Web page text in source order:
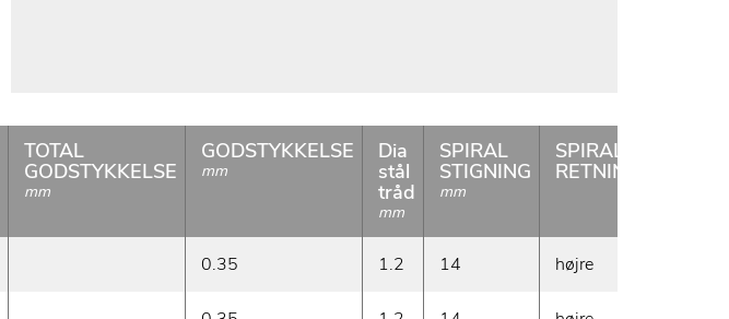
TOTAL
GODSTYKKELSE
mm
GODSTYKKELSE
mm
Dia
stål
tråd
mm
SPIRAL
STIGNING
mm
SPIRAL
RETNING
0.35 1.2 14 højre